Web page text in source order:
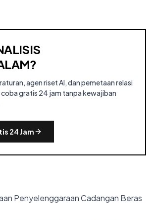
agen riset AI, dan pemetaan relasi
gratis 24 jam tanpa kewajiban
24 Jam
Penyelenggaraan Cadangan Beras